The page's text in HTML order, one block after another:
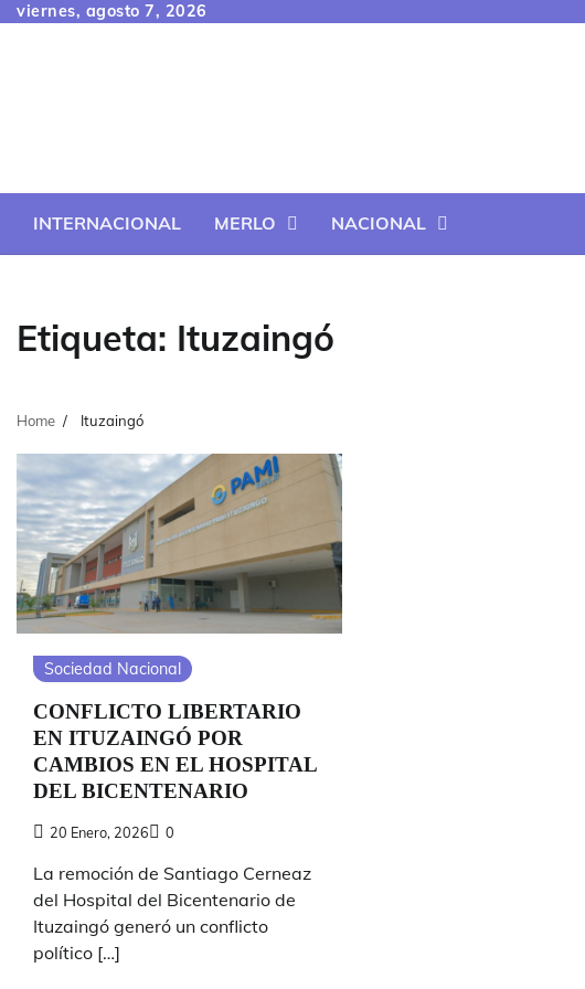
Skipviernes, agosto 7, 2026
INTERNACIONAL MERLO NACIONAL
Etiqueta: Ituzaingó
Home Ituzaingó
Sociedad Nacional
CONFLICTO LIBERTARIO
EN ITUZAINGÓ POR
CAMBIOS EN EL HOSPITAL
DEL BICENTENARIO
20 Enero, 2026 0
La remoción de Santiago Cerneaz
del Hospital del Bicentenario de
Ituzaingó generó un conflicto
político […]